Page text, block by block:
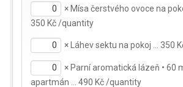
× Mísa čerstvého ovoce na
350 Kč /quantity
× Láhev sektu na pokoj … 350
× Parní aromatická lázeň • 60
apartmán … 490 Kč /quantity